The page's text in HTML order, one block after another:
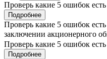
Проверь какие 5 ошибок
Подробнее
Проверь какие 5 ошибок
заключении акционерного
Проверь какие 5 ошибок
Подробнее